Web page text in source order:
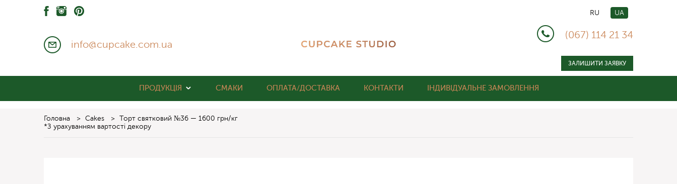
RU UA
info@cupcake.com.ua
(067) 114 21 34
ЗАЛИШИТИ ЗАЯВКУ
ПРОДУКЦІЯ СМАКИ ОПЛАТА/ДОСТАВКА КОНТАКТИ ІНДИВІДУАЛЬНЕ ЗАМОВЛЕННЯ
Головна > Cakes > Торт святковий №36 — 1600 грн/кг
*З урахуванням вартості декору